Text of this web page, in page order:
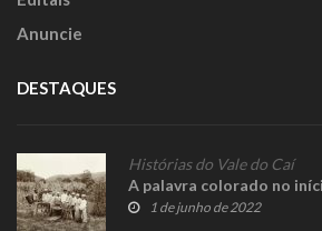
Anuncie
DESTAQUES
Histórias do Vale do Caí
A palavra colorado no
1 de junho de 2022